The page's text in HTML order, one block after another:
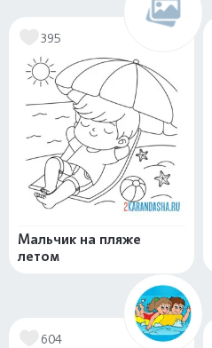
395
Мальчик на пляже
летом
604